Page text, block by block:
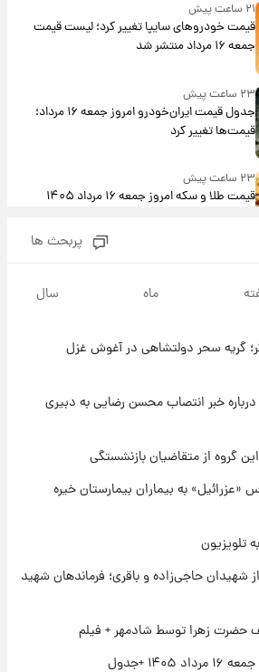
۲۱ ساعت پیش
قیمت خودروهای سایپا تغییر کرد؛ لیست قیمت
جمعه ۱۶ مرداد منتشر شد
۲۳ ساعت پیش
جدول قیمت ایران‌خودرو امروز جمعه ۱۶ مرداد؛
قیمت‌ها تغییر کرد
۲۳ ساعت پیش
قیمت طلا و سکه امروز جمعه ۱۶ مرداد ۱۴۰۵
درباره وضعیت او چه گفت؟
۱ روز پیش
گران‌ترین خرید تاریخ رئال مادرید رونمایی شد
پیش‌بینی بارش‌های گسترده با ورود ال‌نینو؛ کدام
روزها پربارش‌تر خواهند بود؟
شماره پیراهن خریدهای جدید پرسپولیس اعلام
شد؛ تیکدری، محبی و سرگیف با اعداد ویژه
پربحث ها
ماه سال
گریه سحر دولتشاهی در آغوش غزل
خبر انتصاب محسن رضایی به دبیری
«عزرائیل» به بیماران بیمارستان خیره
تلویزیون
شهیدان حاجی‌زاده و باقری؛ فرماندهان شهید
حضرت زهرا توسط شادمهر + فیلم
+جدول